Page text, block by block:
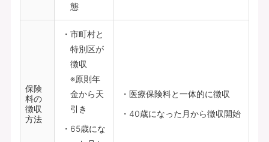
態
保険
料の
徴収
方法
市町村と
特別区が
徴収
※原則年
金から天
引き
65歳にな
医療保険料と一体的に徴収
40歳になった月から徴収開始